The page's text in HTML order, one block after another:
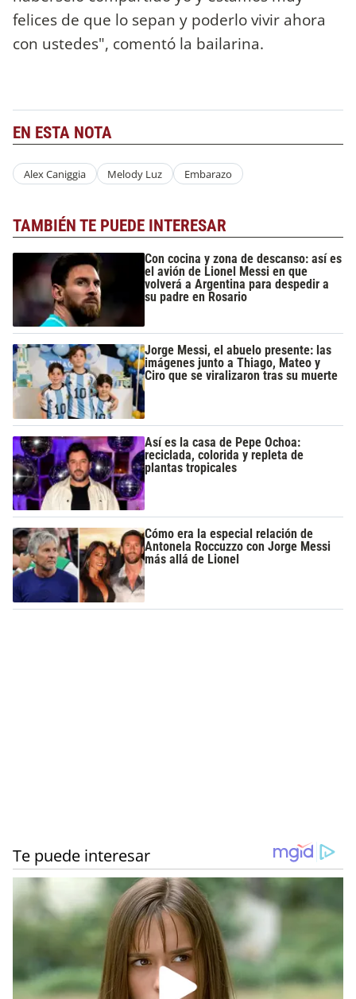
felices de que lo sepan y poderlo vivir ahora
con ustedes", comentó la bailarina.
EN ESTA NOTA
Alex Caniggia Melody Luz Embarazo
TAMBIÉN TE PUEDE INTERESAR
Con cocina y zona de descanso: así es
el avión de Lionel Messi en que
volverá a Argentina para despedir a
su padre en Rosario
Jorge Messi, el abuelo presente: las
imágenes junto a Thiago, Mateo y
Ciro que se viralizaron tras su muerte
Así es la casa de Pepe Ochoa:
reciclada, colorida y repleta de
plantas tropicales
Cómo era la especial relación de
Antonela Roccuzzo con Jorge Messi
más allá de Lionel